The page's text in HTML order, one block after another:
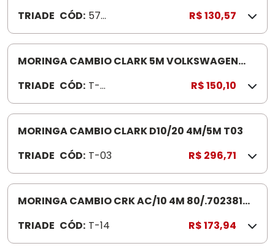
TRIADE CÓD: 578
02
R$ 130,57
MORINGA CAMBIO CLARK 5M VOLKSWAGEN
TRIADE CÓD: T-
34
R$ 150,10
MORINGA CAMBIO CLARK D10/20 4M/5M T03
TRIADE CÓD: T-03 R$ 296,71
MORINGA CAMBIO CRK AC/10 4M 80/.702381
TRIADE CÓD: T-14 R$ 173,94